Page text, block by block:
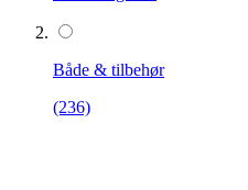
Både & tilbehør
(236)